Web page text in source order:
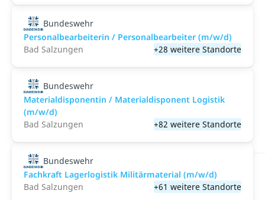
Bundeswehr
Personalbearbeiterin / Personalbearbeiter (m/w/d)
Bad Salzungen
+28 weitere Standorte
Bundeswehr
Materialdisponentin / Materialdisponent Logistik
(m/w/d)
Bad Salzungen
+82 weitere Standorte
Bundeswehr
Fachkraft Lagerlogistik Militärmaterial (m/w/d)
Bad Salzungen
+61 weitere Standorte